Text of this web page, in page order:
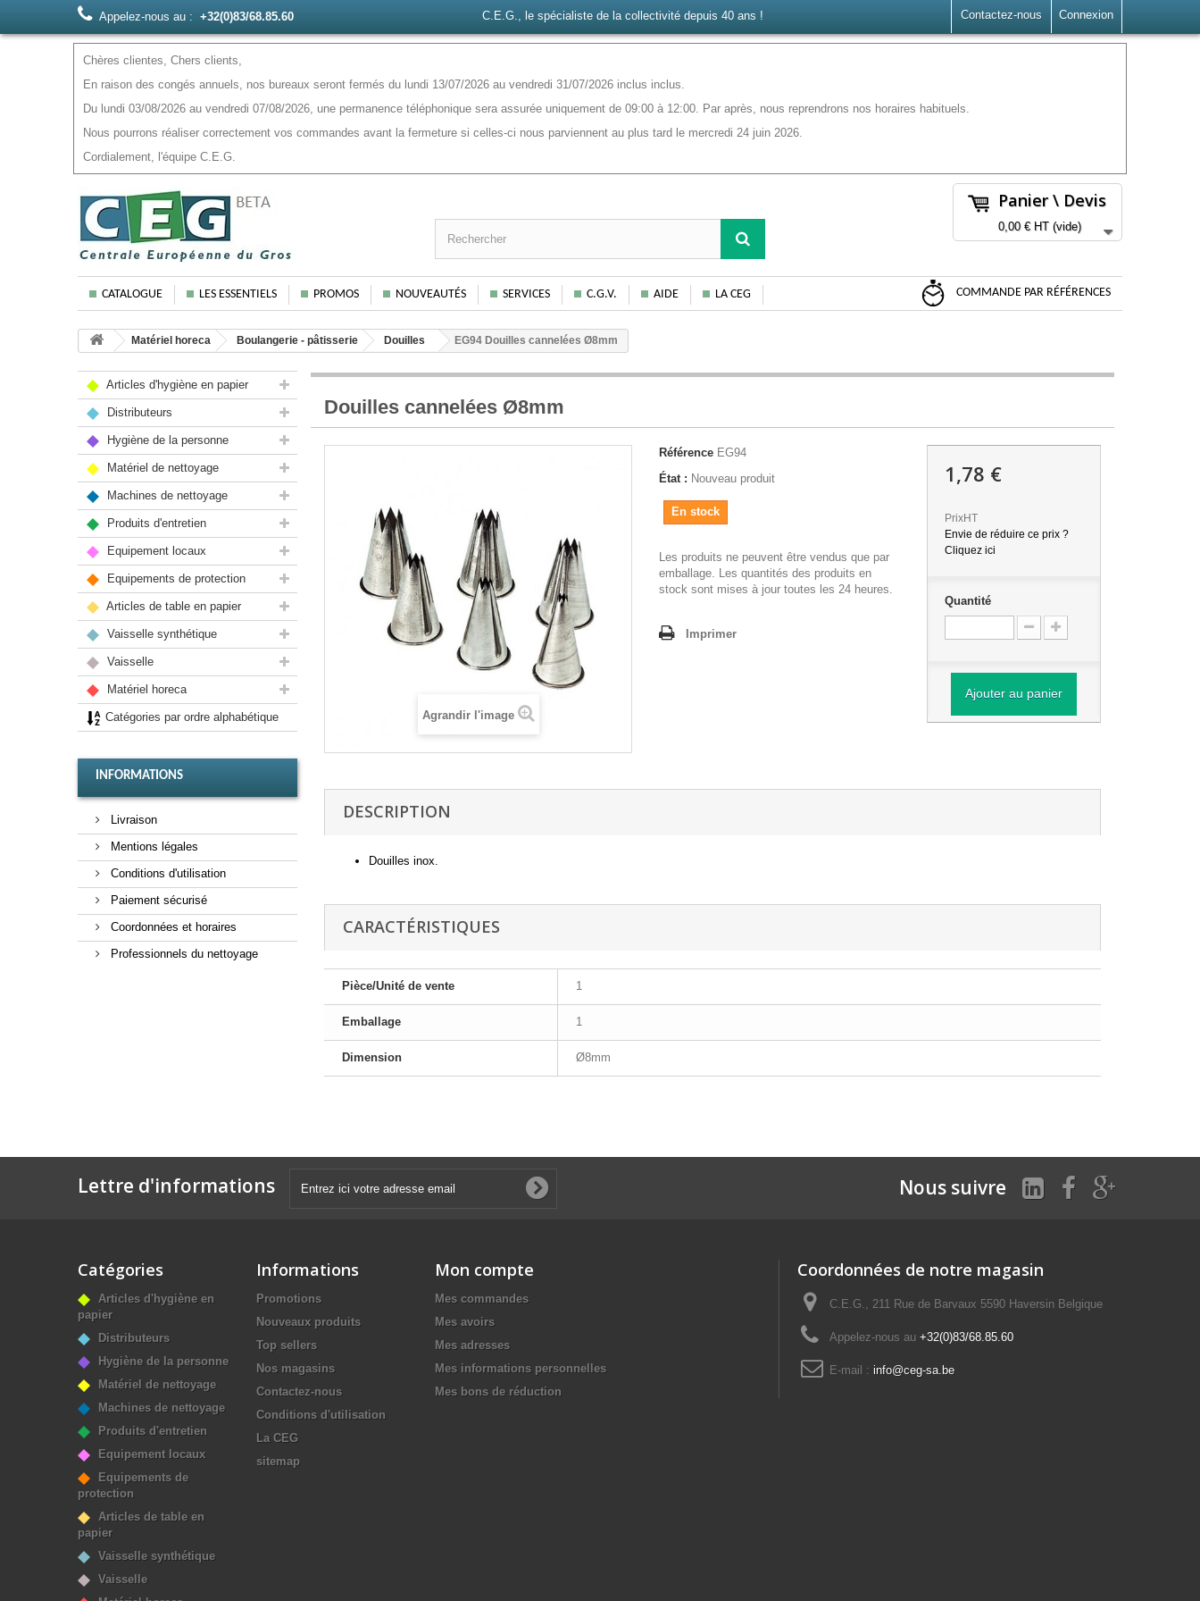
Connexion
Contactez-nous
Appelez-nous au : +32(0)83/68.85.60 C.E.G., le spécialiste de la collectivité depuis 40 ans !
Chères clientes, Chers clients,
En raison des congés annuels, nos bureaux seront fermés du lundi 13/07/2026 au vendredi 31/07/2026 inclus inclus.
Du lundi 03/08/2026 au vendredi 07/08/2026, une permanence téléphonique sera assurée uniquement de 09:00 à 12:00. Par après, nous reprendrons nos horaires habituels.
Nous pourrons réaliser correctement vos commandes avant la fermeture si celles-ci nous parviennent au plus tard le mercredi 24 juin 2026.
Cordialement, l'équipe C.E.G.
Panier \ Devis
0,00 €HT (vide)
CATALOGUE LES ESSENTIELS PROMOS NOUVEAUTÉS SERVICES C.G.V. AIDE LA CEG COMMANDE PAR RÉFÉRENCES
Matériel horeca Boulangerie - pâtisserie Douilles EG94 Douilles cannelées Ø8mm
Articles d'hygiène en papier
Distributeurs
Hygiène de la personne
Matériel de nettoyage
Machines de nettoyage
Produits d'entretien
Equipement locaux
Equipements de protection
Articles de table en papier
Vaisselle synthétique
Vaisselle
Matériel horeca
Catégories par ordre alphabétique
INFORMATIONS
Livraison
Mentions légales
Conditions d'utilisation
Paiement sécurisé
Coordonnées et horaires
Professionnels du nettoyage
Douilles cannelées Ø8mm
Agrandir l'image
Référence EG94
État : Nouveau produit
En stock
Les produits ne peuvent être vendus que par
emballage. Les quantités des produits en
stock sont mises à jour toutes les 24 heures.
Imprimer
1,78 €
PrixHT
Envie de réduire ce prix ?
Cliquez ici
Quantité
Ajouter au panier
DESCRIPTION
Douilles inox.
CARACTÉRISTIQUES
Pièce/Unité de vente 1
Emballage 1
Dimension Ø8mm
Lettre d'informations Nous suivre
Catégories
Articles d'hygiène en
papier
Distributeurs
Hygiène de la personne
Matériel de nettoyage
Machines de nettoyage
Produits d'entretien
Equipement locaux
Equipements de
protection
Articles de table en
papier
Vaisselle synthétique
Vaisselle
Informations
Promotions
Nouveaux produits
Top sellers
Nos magasins
Contactez-nous
Conditions d'utilisation
La CEG
sitemap
Mon compte
Mes commandes
Mes avoirs
Mes adresses
Mes informations personnelles
Mes bons de réduction
Coordonnées de notre magasin
C.E.G., 211 Rue de Barvaux 5590 Haversin Belgique
Appelez-nous au +32(0)83/68.85.60
E-mail : info@ceg-sa.be